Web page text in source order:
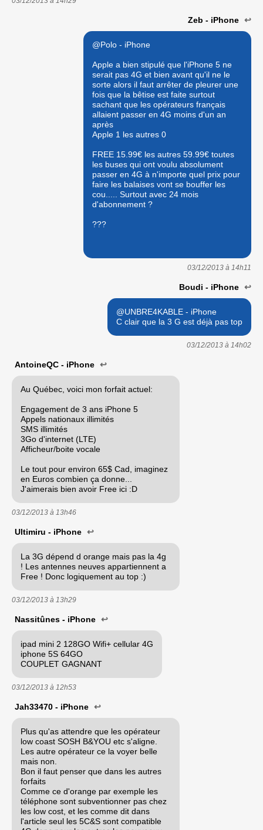
Zeb - iPhone ↩
@Polo - iPhone
Apple a bien stipulé que l'iPhone 5 ne
serait pas 4G et bien avant qu'il ne le
sorte alors il faut arrêter de pleurer une
fois que la bêtise est faite surtout
sachant que les opérateurs français
allaient passer en 4G moins d'un an
après
Apple 1 les autres 0
FREE 15.99€ les autres 59.99€ toutes
les buses qui ont voulu absolument
passer en 4G à n'importe quel prix pour
faire les balaises vont se bouffer les
cou..... Surtout avec 24 mois
d'abonnement ?
???
03/12/2013 à 14h11
Boudi - iPhone ↩
@UNBRE4KABLE - iPhone
C clair que la 3 G est déjà pas top
03/12/2013 à 14h02
AntoineQC - iPhone ↩
Au Québec, voici mon forfait actuel:
Engagement de 3 ans iPhone 5
Appels nationaux illimités
SMS illimités
3Go d'internet (LTE)
Afficheur/boite vocale
Le tout pour environ 65$ Cad, imaginez
en Euros combien ça donne...
J'aimerais bien avoir Free ici :D
03/12/2013 à 13h46
Ultimiru - iPhone ↩
La 3G dépend d orange mais pas la 4g
! Les antennes neuves appartiennent a
Free ! Donc logiquement au top :)
03/12/2013 à 13h29
Nassitûnes - iPhone ↩
ipad mini 2 128GO Wifi+ cellular 4G
iphone 5S 64GO
COUPLET GAGNANT
03/12/2013 à 12h53
Jah33470 - iPhone ↩
Plus qu'as attendre que les opérateur
low coast SOSH B&YOU etc s'aligne.
Les autre opérateur ce la voyer belle
mais non.
Bon il faut penser que dans les autres
forfaits
Comme ce d'orange par exemple les
téléphone sont subventionner pas chez
les low cost, et les comme dit dans
l'article seul les 5C&S sont compatible